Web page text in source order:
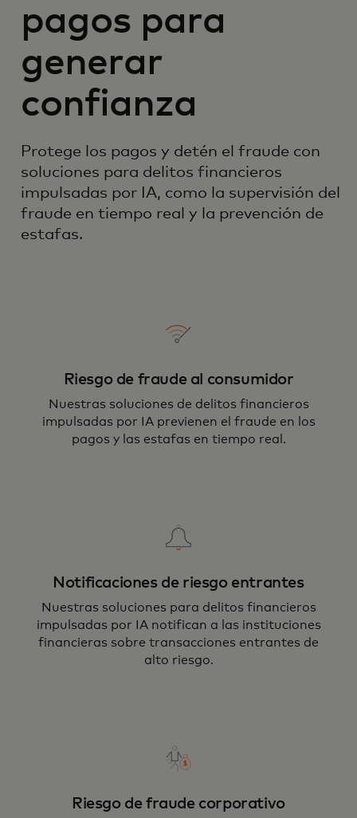
pagos para
generar
confianza
Protege los pagos y detén el fraude con
soluciones para delitos financieros
impulsadas por IA, como la supervisión del
fraude en tiempo real y la prevención de
estafas.
Riesgo de fraude al consumidor
Nuestras soluciones de delitos financieros
impulsadas por IA previenen el fraude en los
pagos y las estafas en tiempo real.
Notificaciones de riesgo entrantes
Nuestras soluciones para delitos financieros
impulsadas por IA notifican a las instituciones
financieras sobre transacciones entrantes de
alto riesgo.
Riesgo de fraude corporativo